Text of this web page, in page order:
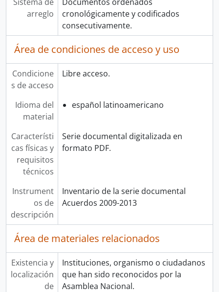
arreglo
cronológicamente y codificados
consecutivamente.
Área de condiciones de acceso y uso
Condicione
s de acceso
Libre acceso.
Idioma del
material
español latinoamericano
Característi
cas físicas y
requisitos
técnicos
Serie documental digitalizada en
formato PDF.
Instrument
os de
descripción
Inventario de la serie documental
Acuerdos 2009-2013
Área de materiales relacionados
Existencia y
localización
de
Instituciones, organismo o ciudadanos
que han sido reconocidos por la
Asamblea Nacional.